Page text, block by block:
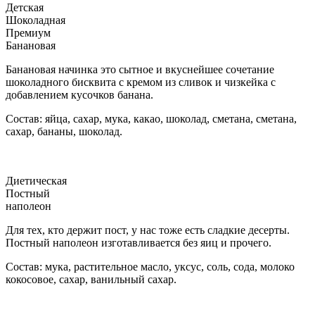
Детская
Шоколадная
Премиум
Банановая
Банановая начинка это сытное и вкуснейшее сочетание
шоколадного бисквита с кремом из сливок и чизкейка с
добавлением кусочков банана.
Состав: яйца, сахар, мука, какао, шоколад, сметана, сметана,
сахар, бананы, шоколад.
Диетическая
Постный
наполеон
Для тех, кто держит пост, у нас тоже есть сладкие десерты.
Постный наполеон изготавливается без яиц и прочего.
Состав: мука, растительное масло, уксус, соль, сода, молоко
кокосовое, сахар, ванильный сахар.